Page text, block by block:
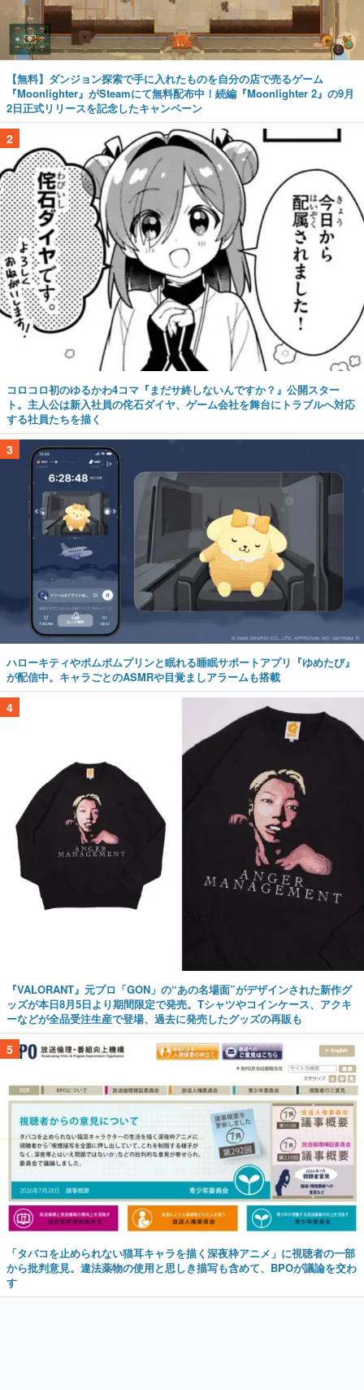
【無料】ダンジョン探索で手に入れたものを自分の店で売るゲーム
『Moonlighter』がSteamにて無料配布中！続編『Moonlighter 2』の9月
2日正式リリースを記念したキャンペーン
2
コロコロ初のゆるかわ4コマ『まだサ終しないんですか？』公開スター
ト。主人公は新入社員の侘石ダイヤ、ゲーム会社を舞台にトラブルへ対応
する社員たちを描く
3
ハローキティやポムポムプリンと眠れる睡眠サポートアプリ『ゆめたび』
が配信中。キャラごとのASMRや目覚ましアラームも搭載
4
『VALORANT』元プロ「GON」の“あの名場面”がデザインされた新作グ
ッズが本日8月5日より期間限定で発売。Tシャツやコインケース、アクキ
ーなどが全品受注生産で登場、過去に発売したグッズの再販も
5
「タバコを止められない猫耳キャラを描く深夜枠アニメ」に視聴者の一部
から批判意見。違法薬物の使用と思しき描写も含めて、BPOが議論を交わ
す